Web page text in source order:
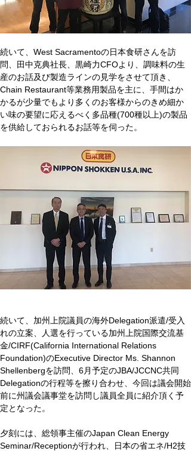
続いて、West Sacramentoの日本食研さんを訪
問、田中克典社長、黒崎力CFOより、調味料の生
産のお話及び製造ラインの見学をさせて頂き、
Chain Restaurant等業務用製品を主に、手間はか
かるが少量でもより多くのお客様からのきめ細か
い味の要望に応えるべく多品種(700種以上)の製品
を供給しておられるお話等を伺った。
続いて、加州上院議員の海外Delegation派遣/受入
れの立案、人選を行っている加州上院国際交流基
金/CIRF(California International Relations
Foundation)のExecutive Director Ms. Shannon
Shellenbergを訪問、6月予定のJBA/JCCNC共同
Delegationの行程等を擦り合わせ、今回は議会開始
前に州議会議事堂を訪問し議員全員に紹介頂く予
定となった。
夕刻には、総領事主催のJapan Clean Energy
Seminar/Receptionが行われ、日本の省エネ/H2技